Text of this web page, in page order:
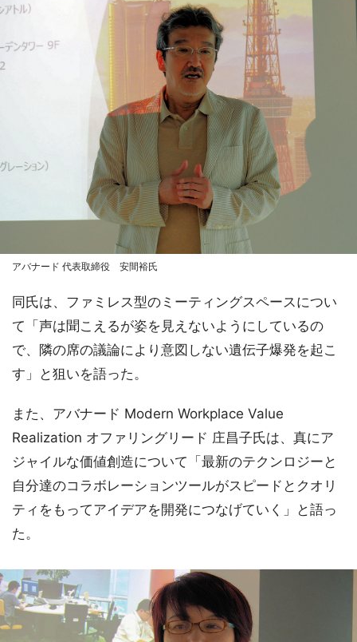
アバナード 代表取締役 安間裕氏
同氏は、ファミレス型のミーティングスペースについ
て「声は聞こえるが姿を見えないようにしているの
で、隣の席の議論により意図しない遺伝子爆発を起こ
す」と狙いを語った。
また、アバナード Modern Workplace Value
Realization オファリングリード 庄昌子氏は、真にア
ジャイルな価値創造について「最新のテクンロジーと
自分達のコラボレーションツールがスピードとクオリ
ティをもってアイデアを開発につなげていく」と語っ
た。